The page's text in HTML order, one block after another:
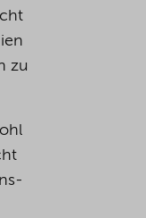
zu